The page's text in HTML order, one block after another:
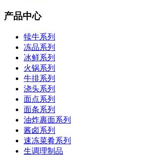
产品中心
犊牛系列
冻品系列
冰鲜系列
火锅系列
牛排系列
浇头系列
面点系列
面条系列
油炸裹面系列
酱卤系列
速冻菜肴系列
生调理制品